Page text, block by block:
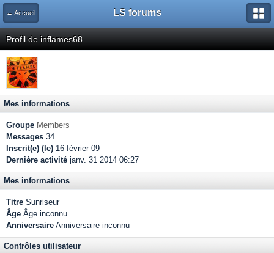
← Accueil LS forums
Profil de inflames68
Mes informations
Groupe Members
Messages 34
Inscrit(e) (le) 16-février 09
Dernière activité janv. 31 2014 06:27
Mes informations
Titre Sunriseur
Âge Âge inconnu
Anniversaire Anniversaire inconnu
Contrôles utilisateur